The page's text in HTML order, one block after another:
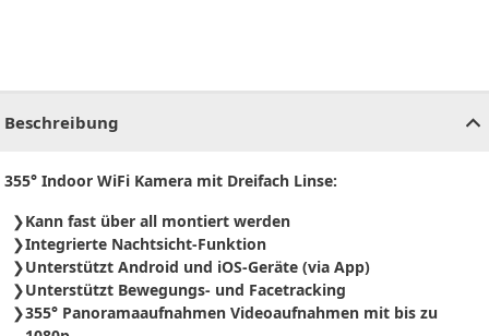
Beschreibung
355° Indoor WiFi Kamera mit Dreifach Linse:
Kann fast über all montiert werden
Integrierte Nachtsicht-Funktion
Unterstützt Android und iOS-Geräte (via App)
Unterstützt Bewegungs- und Facetracking
355° Panoramaaufnahmen Videoaufnahmen mit bis zu